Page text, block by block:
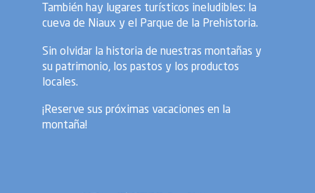
También hay lugares turísticos ineludibles: la
cueva de Niaux y el Parque de la Prehistoria.
Sin olvidar la historia de nuestras montañas y
su patrimonio, los pastos y los productos
locales.
¡Reserve sus próximas vacaciones en la
montaña!